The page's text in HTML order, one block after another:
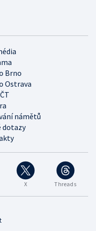
X Threads
Brno
Ostrava
námětů
dotazy